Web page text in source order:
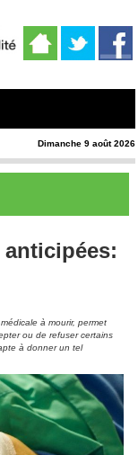
Dimanche 9 août 2026
à mourir, permet
ou de refuser certains
à donner un tel